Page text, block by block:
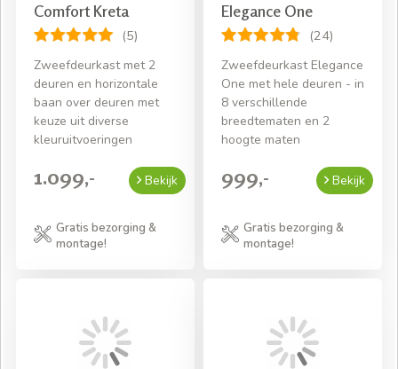
Comfort Kreta
(5)
Zweefdeurkast met 2
deuren en horizontale
baan over deuren met
keuze uit diverse
kleuruitvoeringen
1.099,- Bekijk
Gratis bezorging &
montage!
Elegance One
(24)
Zweefdeurkast Elegance
One met hele deuren - in
8 verschillende
breedtematen en 2
hoogte maten
999,- Bekijk
Gratis bezorging &
montage!